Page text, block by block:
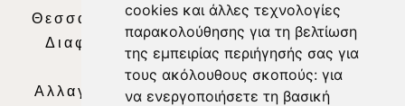
cookies και άλλες τεχνολογίες
παρακολούθησης για τη βελτίωση
της εμπειρίας περιήγησής σας για
τους ακόλουθους σκοπούς: για
να ενεργοποιήσετε τη βασική
Θεσσαλία Τηλεόραση|SNG Services
Διαφήμιση | Όροι Χρήσης |Δήλωση
Απορρήτου |
Περιεχόμενο
Αλλαγή Προτιμήσεων για τα Cookies